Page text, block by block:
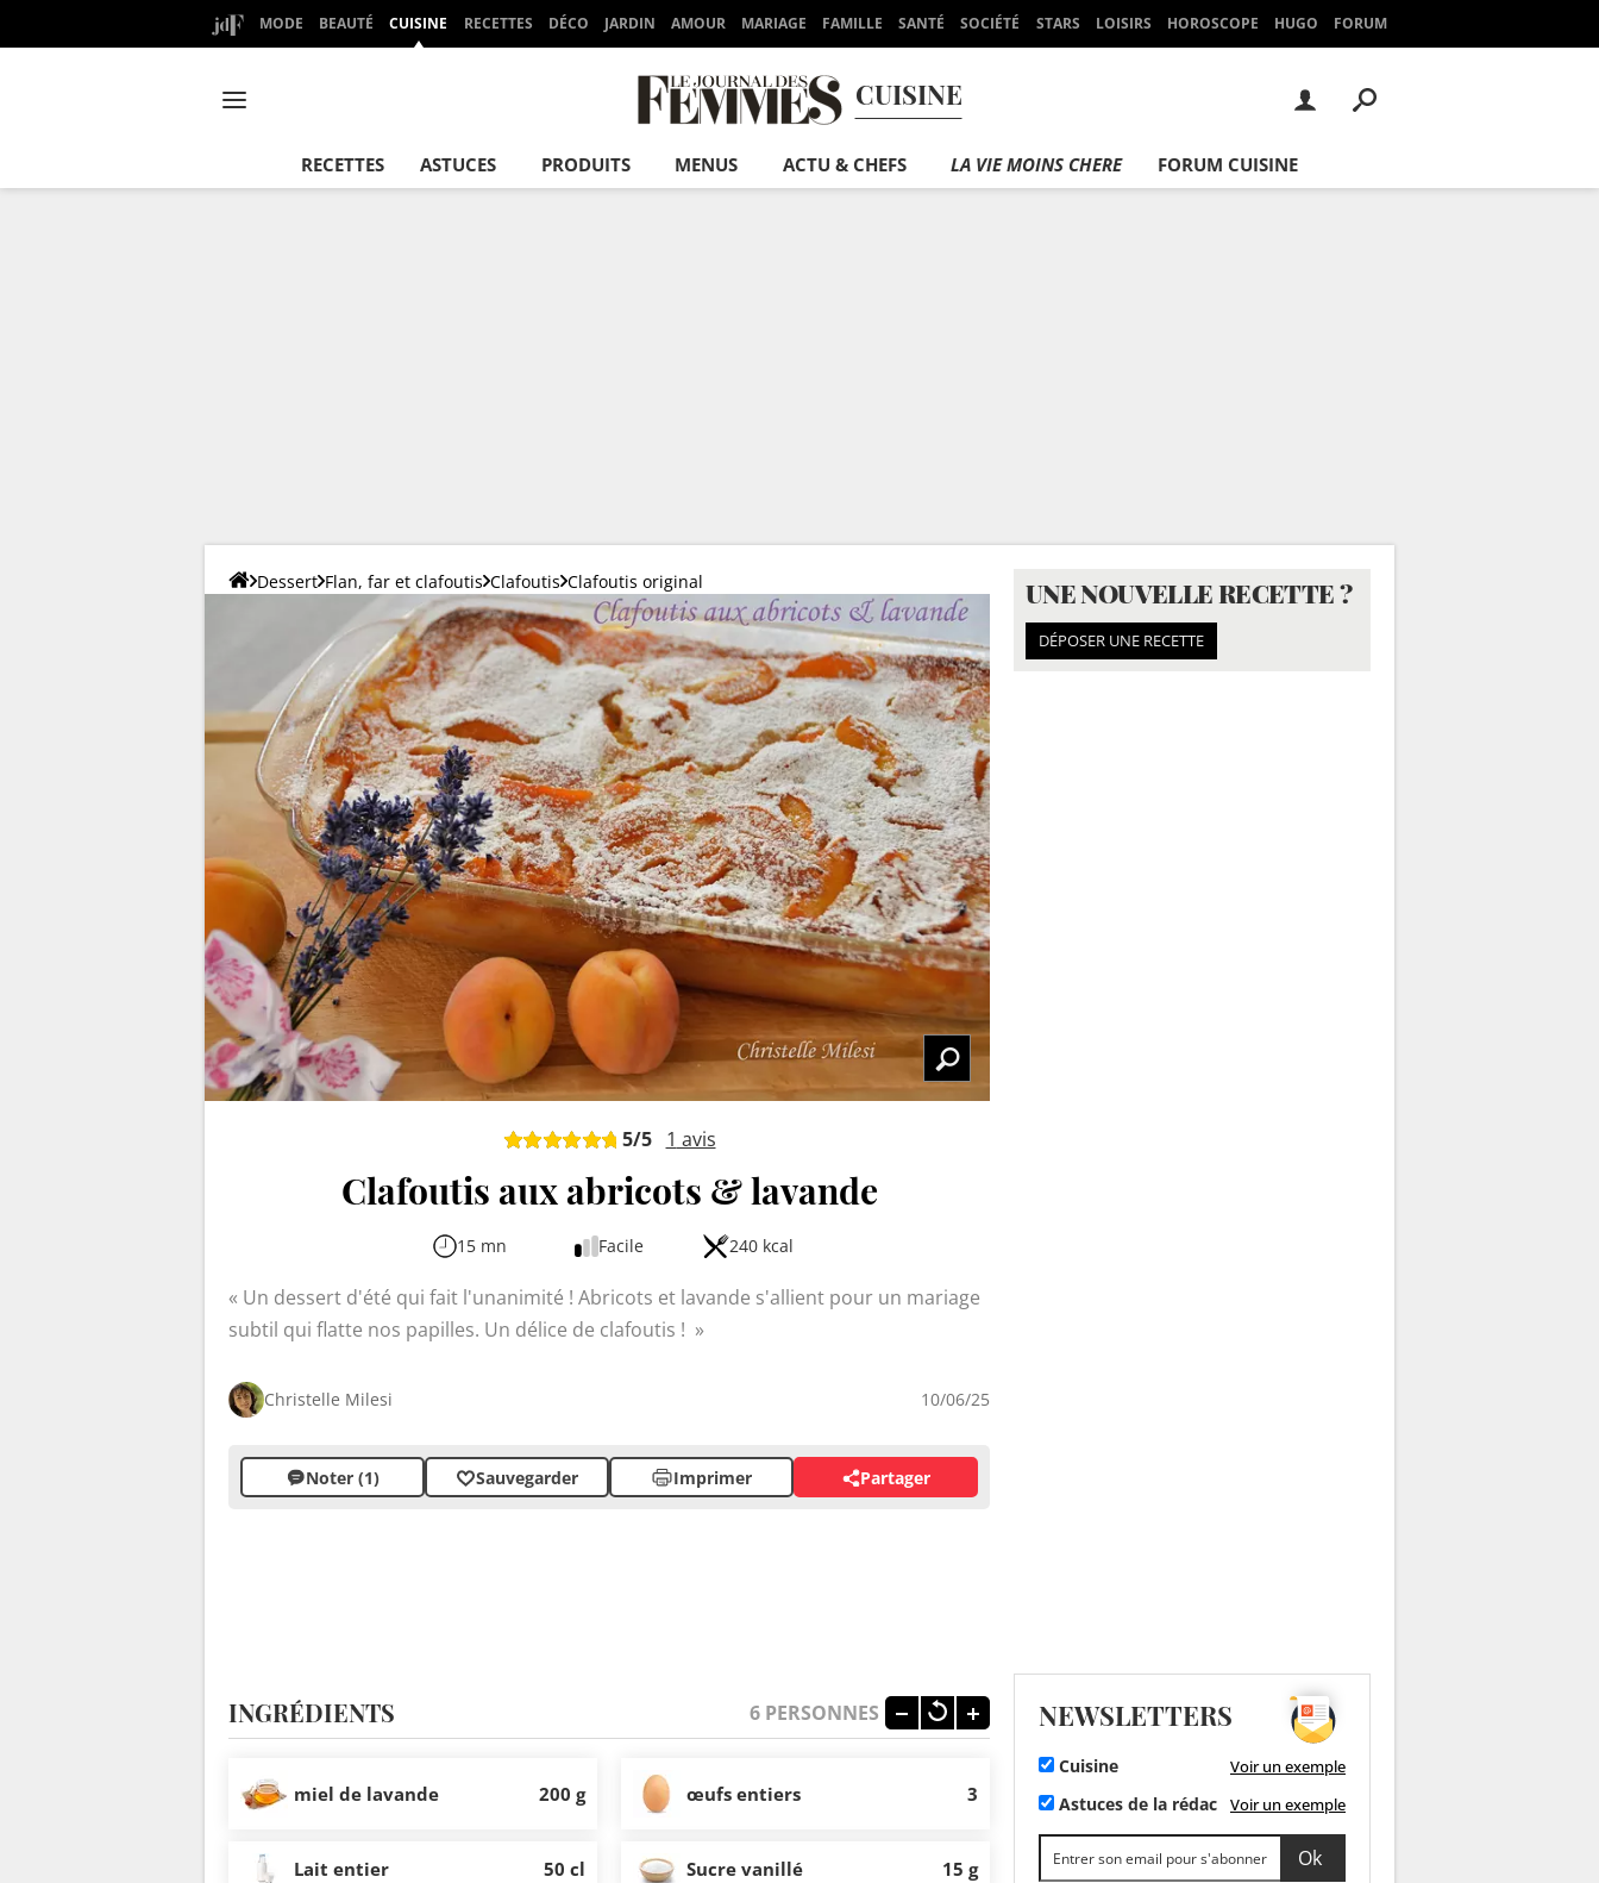
MODE BEAUTÉ CUISINE RECETTES DÉCO JARDIN AMOUR MARIAGE FAMILLE SANTÉ SOCIÉTÉ STARS LOISIRS HOROSCOPE HUGO FORUM
CUISINE
RECETTES ASTUCES PRODUITS MENUS ACTU & CHEFS LA VIE MOINS CHERE FORUM CUISINE
Dessert Flan, far et clafoutis Clafoutis Clafoutis original
5/5 1 avis
Clafoutis aux abricots & lavande
15 mn Facile 240 kcal
Un dessert d'été qui fait l'unanimité ! Abricots et lavande s'allient pour un mariage
subtil qui flatte nos papilles. Un délice de clafoutis !
Christelle Milesi 10/06/25
Noter (1) Sauvegarder Imprimer Partager
INGRÉDIENTS 6 PERSONNES
miel de lavande 200 g œufs entiers 3
Lait entier 50 cl Sucre vanillé 15 g
UNE NOUVELLE RECETTE ?
DÉPOSER UNE RECETTE
NEWSLETTERS
Cuisine Voir un exemple
Astuces de la rédac Voir un exemple